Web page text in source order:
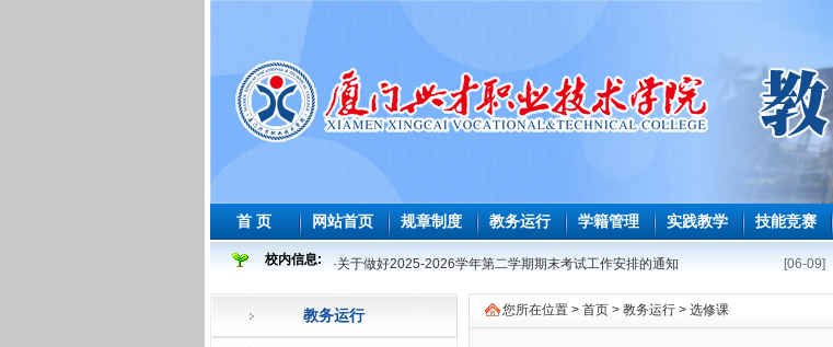
首 页 网站首页 规章制度 教务运行 学籍管理 实践教学 技能竞赛
校内信息: [06-09]
·关于做好2025-2026学年第二学期期末考试工作安排的通知
[05-08]
2025-2026 学年度第二学期必修课程重修教学与考试安排表
[04-22]
·2026年师范生教育教学能力测试安排表
教务运行 您所在位置 > 首页 > 教务运行 > 选修课